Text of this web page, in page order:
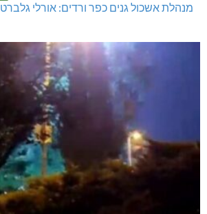
מנהלת אשכול גנים כפר ורדים: אורלי גלברט